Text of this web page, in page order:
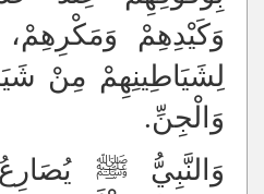
وَكَيْدِهِمْ وَمَكْرِهِمْ،
لِشَيَاطِينِهِمْ مِنْ
وَالْجِنِّ.
وَالنَّبِيُّ ﷺ